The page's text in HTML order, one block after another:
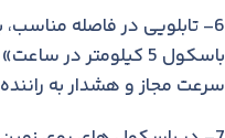
6- تابلویی در فاصله
باسكول 5 كیلومتر
سرعت مجاز و هشدار به